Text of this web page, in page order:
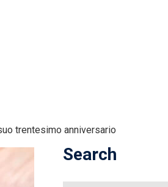
trentesimo anniversario
Search